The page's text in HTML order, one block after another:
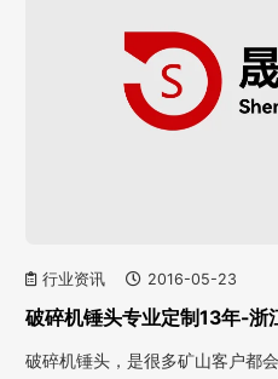
行业资讯 2016-05-23
破碎机锤头专业定制13年-浙
破碎机锤头，是很多矿山客户都